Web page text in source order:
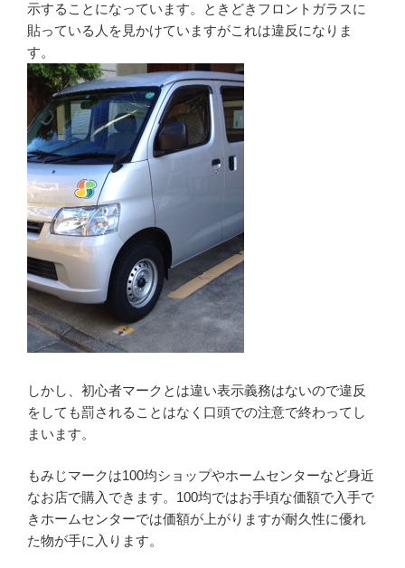
示することになっています。ときどきフロントガラスに
貼っている人を見かけていますがこれは違反になりま
す。
しかし、初心者マークとは違い表示義務はないので違反
をしても罰されることはなく口頭での注意で終わってし
まいます。
もみじマークは100均ショップやホームセンターなど身近
なお店で購入できます。100均ではお手頃な価額で入手で
きホームセンターでは価額が上がりますが耐久性に優れ
た物が手に入ります。